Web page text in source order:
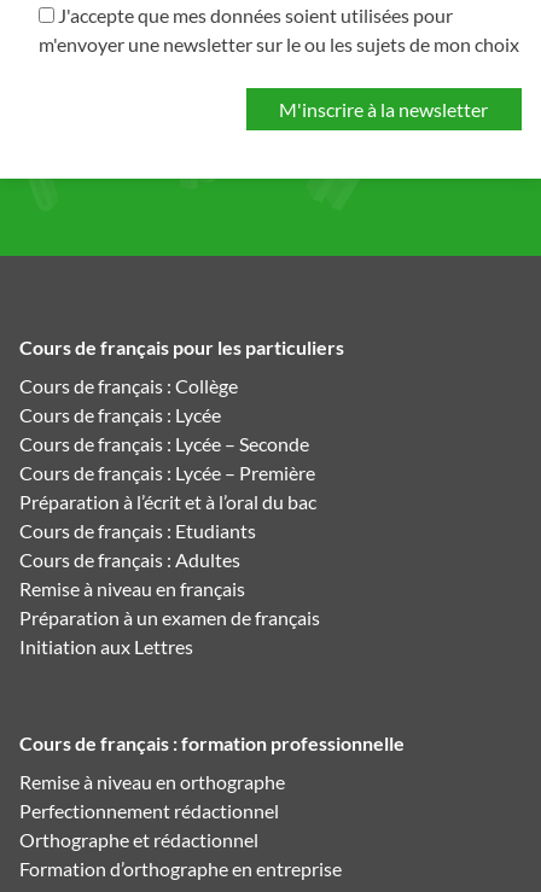
J'accepte que mes données soient utilisées pour
m'envoyer une newsletter sur le ou les sujets de mon choix
Cours de français pour les particuliers
Cours de français : Collège
Cours de français : Lycée
Cours de français : Lycée – Seconde
Cours de français : Lycée – Première
Préparation à l’écrit et à l’oral du bac
Cours de français : Etudiants
Cours de français : Adultes
Remise à niveau en français
Préparation à un examen de français
Initiation aux Lettres
Cours de français : formation professionnelle
Remise à niveau en orthographe
Perfectionnement rédactionnel
Orthographe et rédactionnel
Formation d’orthographe en entreprise